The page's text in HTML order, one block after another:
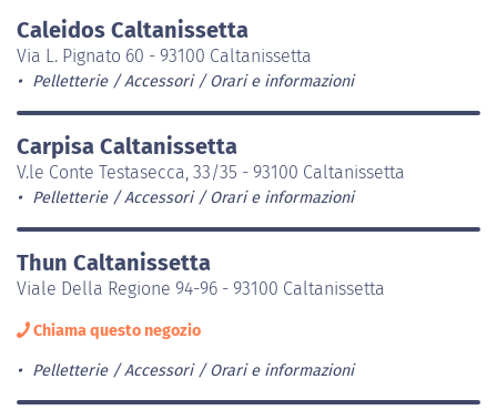
Caleidos Caltanissetta
Via L. Pignato 60 - 93100 Caltanissetta
Pelletterie / Accessori Orari e informazioni
Carpisa Caltanissetta
V.le Conte Testasecca, 33/35 - 93100 Caltanissetta
Pelletterie / Accessori Orari e informazioni
Thun Caltanissetta
Viale Della Regione 94-96 - 93100 Caltanissetta
Chiama questo negozio
Pelletterie / Accessori Orari e informazioni